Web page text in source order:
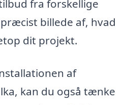
fra forskellige
billede af, hvad
dit projekt.
af
kan du også tænke